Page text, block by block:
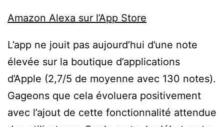
Amazon Alexa sur l’App Store
L’app ne jouit pas aujourd’hui d’une note
élevée sur la boutique d’applications
d’Apple (2,7/5 de moyenne avec 130 notes).
Gageons que cela évoluera positivement
avec l’ajout de cette fonctionnalité attendue